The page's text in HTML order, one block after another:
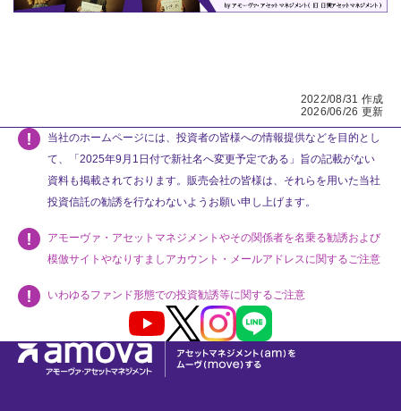
2022/08/31 作成
2026/06/26 更新
当社のホームページには、投資者の皆様への情報提供などを目的とし
て、「2025年9月1日付で新社名へ変更予定である」旨の記載がない
資料も掲載されております。販売会社の皆様は、それらを用いた当社
投資信託の勧誘を行なわないようお願い申し上げます。
アモーヴァ・アセットマネジメントやその関係者を名乗る勧誘および
模倣サイトやなりすましアカウント・メールアドレスに関するご注意
いわゆるファンド形態での投資勧誘等に関するご注意
Youtube X InstagramLINE